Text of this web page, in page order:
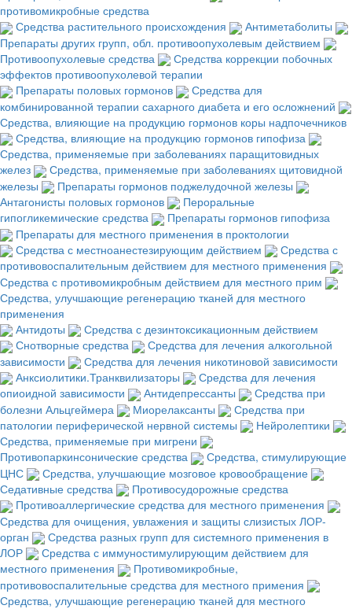
противомикробные средства
Средства растительного происхождения
Антиметаболиты
Препараты других групп, обл. противоопухолевым действием
Противоопухолевые средства
Средства коррекции побочных
эффектов противоопухолевой терапии
Препараты половых гормонов
Средства для
комбинированной терапии сахарного диабета и его осложнений
Средства, влияющие на продукцию гормонов коры надпочечников
Средства, влияющие на продукцию гормонов гипофиза
Средства, применяемые при заболеваниях паращитовидных
желез
Средства, применяемые при заболеваниях щитовидной
железы
Препараты гормонов поджелудочной железы
Антагонисты половых гормонов
Пероральные
гипогликемические средства
Препараты гормонов гипофиза
Препараты для местного применения в проктологии
Средства с местноанестезирующим действием
Средства с
противовоспалительным действием для местного применения
Средства с противомикробным действием для местного прим
Средства, улучшающие регенерацию тканей для местного
применения
Антидоты
Средства с дезинтоксикационным действием
Снотворные средства
Средства для лечения алкогольной
зависимости
Средства для лечения никотиновой зависимости
Анксиолитики.Транквилизаторы
Средства для лечения
опиоидной зависимости
Антидепрессанты
Средства при
болезни Альцгеймера
Миорелаксанты
Средства при
патологии периферической нервной системы
Нейролептики
Средства, применяемые при мигрени
Противопаркинсонические средства
Средства, стимулирующие
ЦНС
Средства, улучшающие мозговое кровообращение
Седативные средства
Противосудорожные средства
Противоаллергические средства для местного применения
Средства для очищения, увлажения и защиты слизистых ЛОР-
орган
Средства разных групп для системного применения в
ЛОР
Средства с иммуностимулирующим действием для
местного применения
Противомикробные,
противовоспалительные средства для местного примения
Средства, улучшающие регенерацию тканей для местного